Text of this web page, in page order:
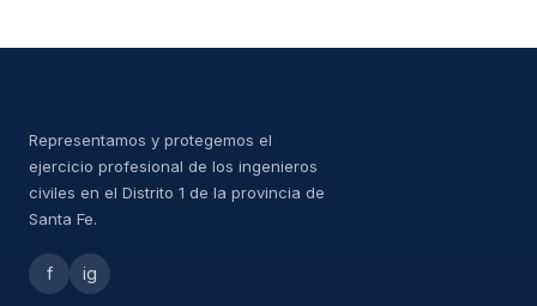
Representamos y protegemos el
ejercicio profesional de los ingenieros
civiles en el Distrito 1 de la provincia de
Santa Fe.
f ig